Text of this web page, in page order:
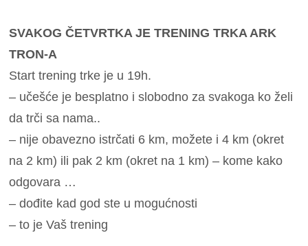
SVAKOG ČETVRTKA JE TRENING TRKA ARK
TRON-A
Start trening trke je u 19h.
– učešće je besplatno i slobodno za svakoga ko želi
da trči sa nama..
– nije obavezno istrčati 6 km, možete i 4 km (okret
na 2 km) ili pak 2 km (okret na 1 km) – kome kako
odgovara …
– dođite kad god ste u mogućnosti
– to je Vaš trening